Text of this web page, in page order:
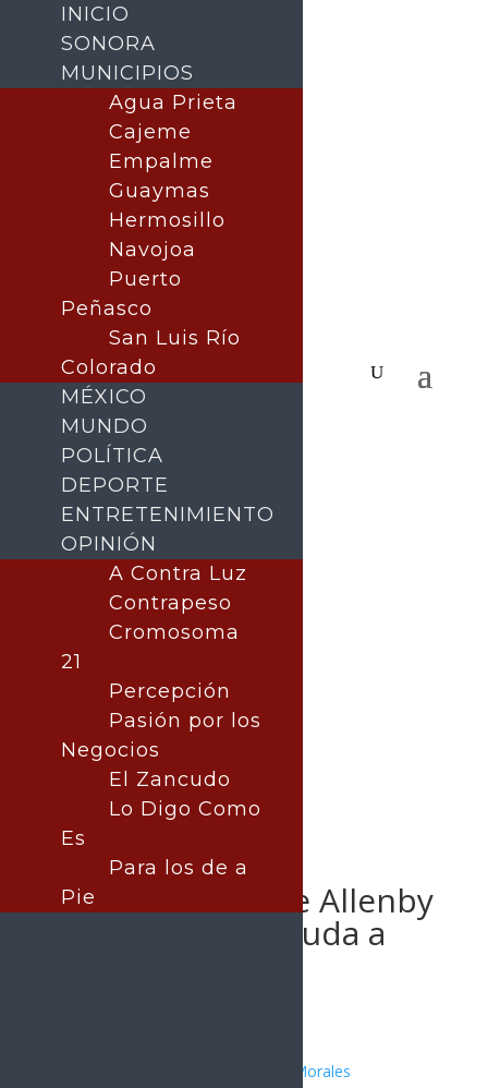
Buscar
Reabren paso de Allenby
para envío de ayuda a
Juan Antonio Pérez Morales
INICIO
SONORA
MUNICIPIOS
Agua Prieta
Cajeme
Empalme
Guaymas
Hermosillo
Navojoa
Puerto
Peñasco
San Luis Río
Colorado
MÉXICO
MUNDO
POLÍTICA
DEPORTE
ENTRETENIMIENTO
OPINIÓN
A Contra Luz
Contrapeso
Cromosoma
21
Percepción
Pasión por los
Negocios
El Zancudo
Lo Digo Como
Es
Para los de a
Pie